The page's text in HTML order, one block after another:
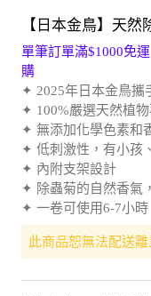
【日本金鳥】天
單筆訂單滿$1000免
購
✦ 2025年日本金鳥攜
✦ 100%嚴選天然植
✦ 無添加化學色素和
✦ 低刺激性，有小孩
✦ 內附支架設計
✦ 除蟲菊的自然香氣
✦ 一卷可使用6-7小時
此商品恕無法配送